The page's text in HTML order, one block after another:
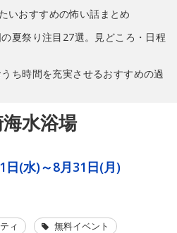
いおすすめの怖い話まとめ
の夏祭り注目27選。見どころ・日程
うち時間を充実させるおすすめの過
海水浴場
日(水)～8月31日(月)
ィ 無料イベント